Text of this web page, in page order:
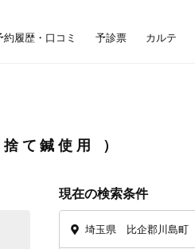
約履歴・口コミ 予診票 カルテ
て鍼使用
現在の検索条件
埼玉県 比企郡川島町